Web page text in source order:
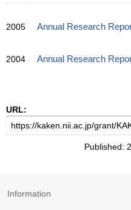
2005 Annual Research
2004 Annual Research
URL:
Published:
Information